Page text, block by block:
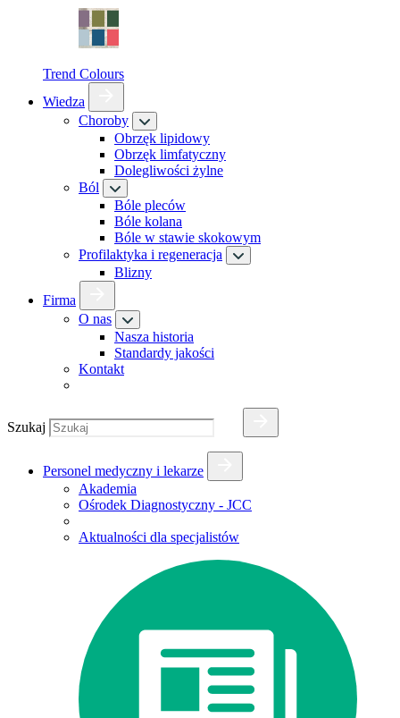
Trend Colours
Wiedza
Choroby
Obrzęk lipidowy
Obrzęk limfatyczny
Dolegliwości żylne
Ból
Bóle pleców
Bóle kolana
Bóle w stawie skokowym
Profilaktyka i regeneracja
Blizny
Firma
O nas
Nasza historia
Standardy jakości
Kontakt
Szukaj
Personel medyczny i lekarze
Akademia
Ośrodek Diagnostyczny - JCC
Aktualności dla specjalistów